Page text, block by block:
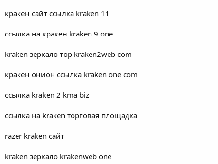
кракен сайт ссылка kraken 11
ссылка на кракен kraken 9 one
kraken зеркало тор kraken2web com
кракен онион ссылка kraken one com
ссылка kraken 2 kma biz
ссылка на kraken торговая площадка
razer kraken сайт
kraken зеркало krakenweb one